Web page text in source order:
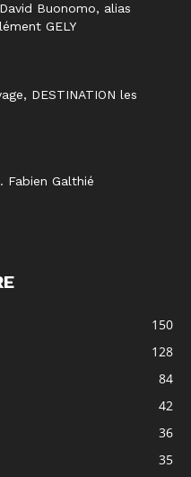
Buonomo, alias
GELY
DESTINATION les
Fabien Galthié
150
128
84
42
36
35